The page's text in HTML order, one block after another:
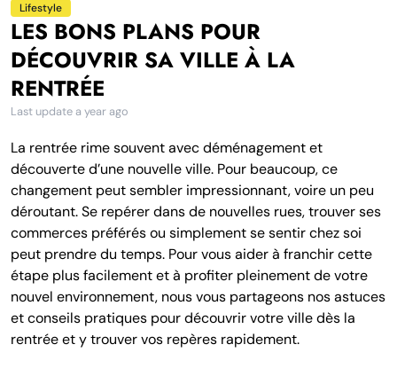
Lifestyle
LES BONS PLANS POUR
DÉCOUVRIR SA VILLE À LA
RENTRÉE
Last updatea year ago
La rentrée rime souvent avec déménagement et
découverte d’une nouvelle ville. Pour beaucoup, ce
changement peut sembler impressionnant, voire un peu
déroutant. Se repérer dans de nouvelles rues, trouver ses
commerces préférés ou simplement se sentir chez soi
peut prendre du temps. Pour vous aider à franchir cette
étape plus facilement et à profiter pleinement de votre
nouvel environnement, nous vous partageons nos astuces
et conseils pratiques pour découvrir votre ville dès la
rentrée et y trouver vos repères rapidement.